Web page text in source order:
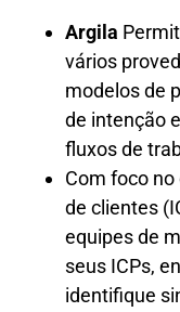
Argila
vários
modelos de
de intenção
fluxos de
Com foco
de clientes
equipes de
seus ICPs,
identifique